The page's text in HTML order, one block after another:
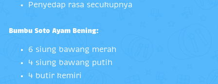
Penyedap rasa secukupnya
Bumbu Soto Ayam Bening:
6 siung bawang merah
4 siung bawang putih
4 butir kemiri